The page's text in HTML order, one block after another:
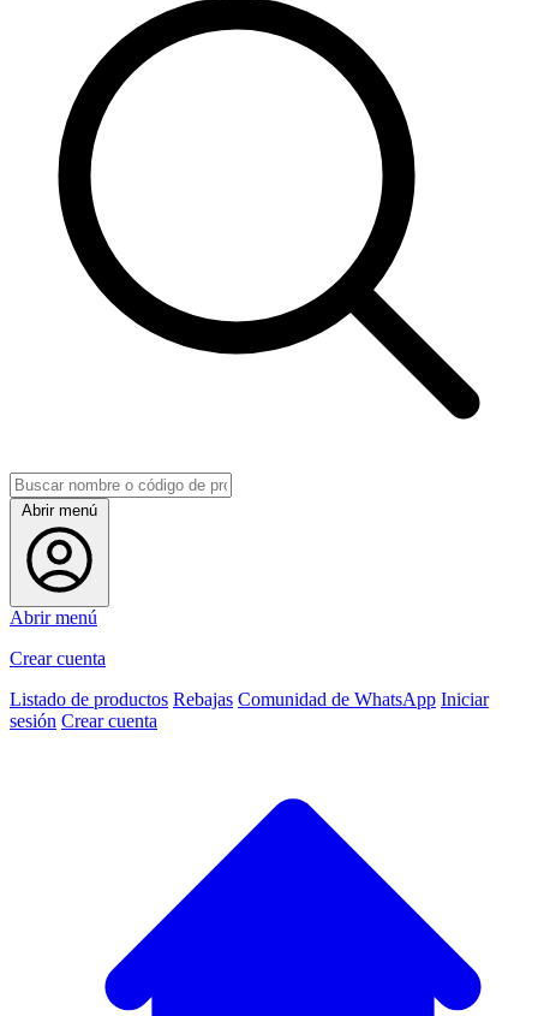
Abrir menú
Abrir menú
Crear cuenta
Listado de productos Rebajas Comunidad de WhatsApp Iniciar
sesión Crear cuenta